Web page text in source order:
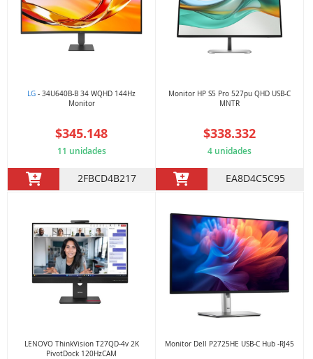
LG - 34U640B-B 34 WQHD 144Hz
Monitor
$345.148
11 unidades
2FBCD4B217
Monitor HP S5 Pro 527pu QHD USB-C
MNTR
$338.332
4 unidades
EA8D4C5C95
LENOVO ThinkVision T27QD-4v 2K
PivotDock 120HzCAM
Monitor Dell P2725HE USB-C Hub -RJ45